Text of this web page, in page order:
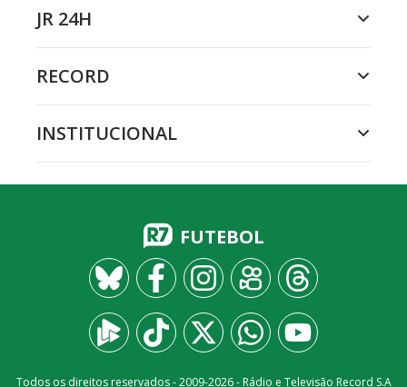
JR 24H
RECORD
INSTITUCIONAL
FUTEBOL
Todos os direitos reservados - 2009-2026- Rádio e Televisão Record S.A